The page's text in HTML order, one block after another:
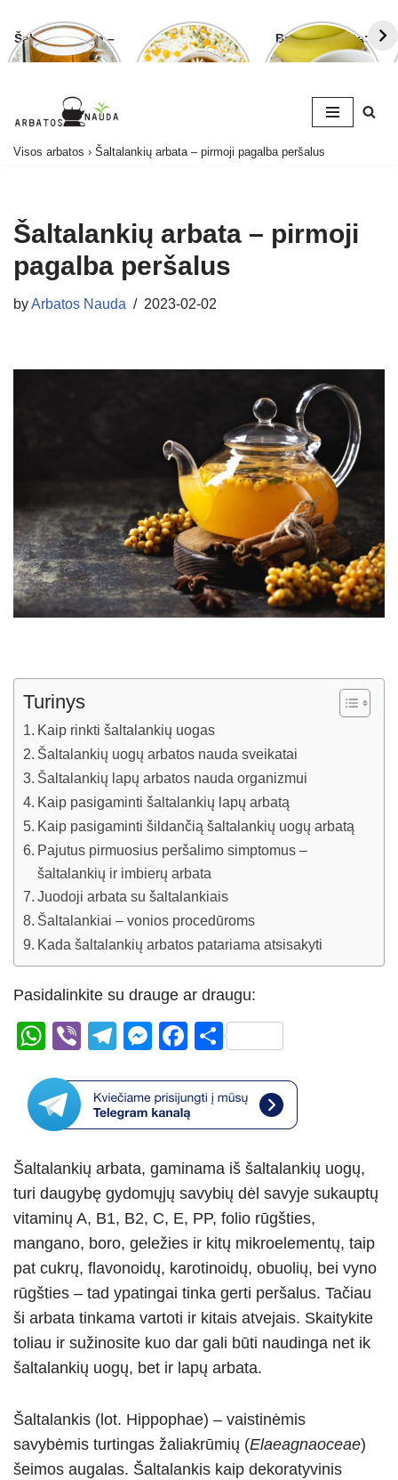
Šalavijo arbata –
ligoms gydyti ir
Ramunėlių
arbata pagelbės
Bananų arbata:
kuo ji naudinga
to
Visos arbatos › Šaltalankių arbata – pirmoji pagalba peršalus
Šaltalankių arbata – pirmoji
pagalba peršalus
byArbatos Nauda 2023-02-02
Turinys
Kaip rinkti šaltalankių uogas
Šaltalankių uogų arbatos nauda sveikatai
Šaltalankių lapų arbatos nauda organizmui
Kaip pasigaminti šaltalankių lapų arbatą
Kaip pasigaminti šildančią šaltalankių uogų arbatą
Pajutus pirmuosius peršalimo simptomus –
šaltalankių ir imbierų arbata
Juodoji arbata su šaltalankiais
Šaltalankiai – vonios procedūroms
Kada šaltalankių arbatos patariama atsisakyti
Pasidalinkite su drauge ar draugu:
W
at
s
p
p
Vi
er
T
e
gr
m
M
ss
e
g
er
F
c
e
o
o
k
S
ar
e
Šaltalankių arbata, gaminama iš šaltalankių uogų,
turi daugybę gydomųjų savybių dėl savyje sukauptų
vitaminų A, B1, B2, C, E, PP, folio rūgšties,
mangano, boro, geležies ir kitų mikroelementų, taip
pat cukrų, flavonoidų, karotinoidų, obuolių, bei vyno
rūgšties – tad ypatingai tinka gerti peršalus. Tačiau
ši arbata tinkama vartoti ir kitais atvejais. Skaitykite
toliau ir sužinosite kuo dar gali būti naudinga net ik
šaltalankių uogų, bet ir lapų arbata.
Šaltalankis (lot. Hippophae) – vaistinėmis
savybėmis turtingas žaliakrūmių (Elaeagnaoceae)
šeimos augalas. Šaltalankis kaip dekoratyvinis